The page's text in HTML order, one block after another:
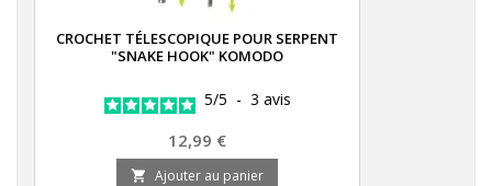
CROCHET TÉLESCOPIQUE POUR SERPENT
"SNAKE HOOK" KOMODO
5/5 - 3 avis
Prix
12,99 €
 Ajouter au panier